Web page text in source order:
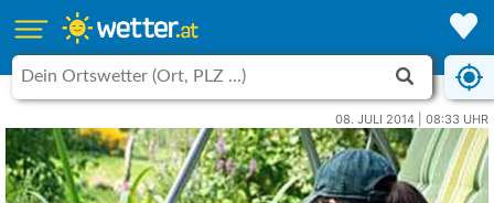
08. JULI 2014 | 08:33 UHR